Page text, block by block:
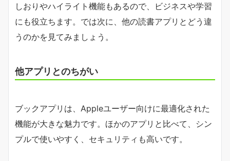
しおりやハイライト機能もあるので、ビジネスや学習
にも役立ちます。では次に、他の読書アプリとどう違
うのかを見てみましょう。
他アプリとのちがい
ブックアプリは、Appleユーザー向けに最適化された
機能が大きな魅力です。ほかのアプリと比べて、シン
プルで使いやすく、セキュリティも高いです。